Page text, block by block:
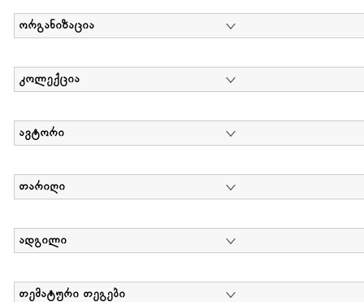
ორგანიზაცია
კოლექცია
ავტორი
თარიღი
ადგილი
თემატური თეგები